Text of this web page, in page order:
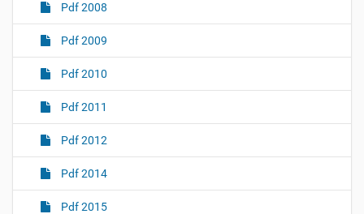
Pdf 2008
Pdf 2009
Pdf 2010
Pdf 2011
Pdf 2012
Pdf 2014
Pdf 2015